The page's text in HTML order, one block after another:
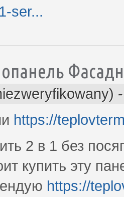
ser...
https://
2 в 1 без
купить эту
https://